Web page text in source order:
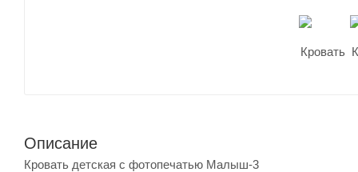
Описание
Кровать детская с фотопечатью Малыш-3